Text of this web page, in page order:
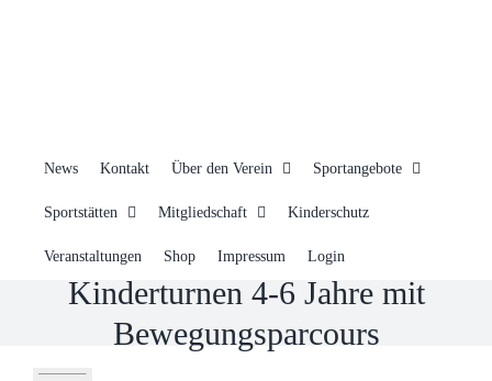
News Kontakt Über den Verein Sportangebote
Sportstätten Mitgliedschaft Kinderschutz
Veranstaltungen Shop Impressum Login
Kinderturnen 4-6 Jahre mit
Bewegungsparcours